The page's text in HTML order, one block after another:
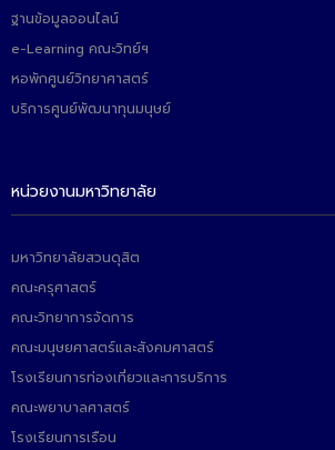
ฐานข้อมูลออนไลน์
e-Learning คณะวิทย์ฯ
หอพักศูนย์วิทยาศาสตร์
บริการศูนย์พัฒนาทุนมนุษย์
หน่วยงานมหาวิทยาลัย
มหาวิทยาลัยสวนดุสิต
คณะครุศาสตร์
คณะวิทยาการจัดการ
คณะมนุษยศาสตร์และสังคมศาสตร์
โรงเรียนการท่องเที่ยวและการบริการ
คณะพยาบาลศาสตร์
โรงเรียนการเรือน